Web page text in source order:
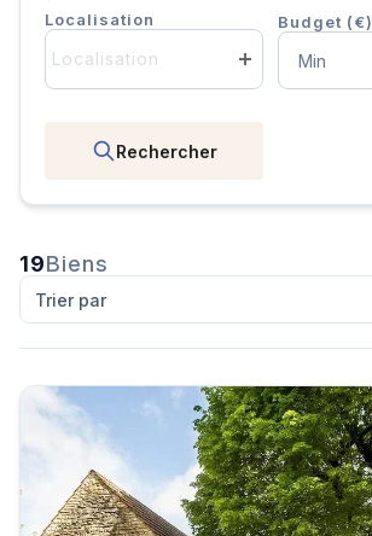
Localisation
Localisation
Budget (€)
Rechercher
19Biens